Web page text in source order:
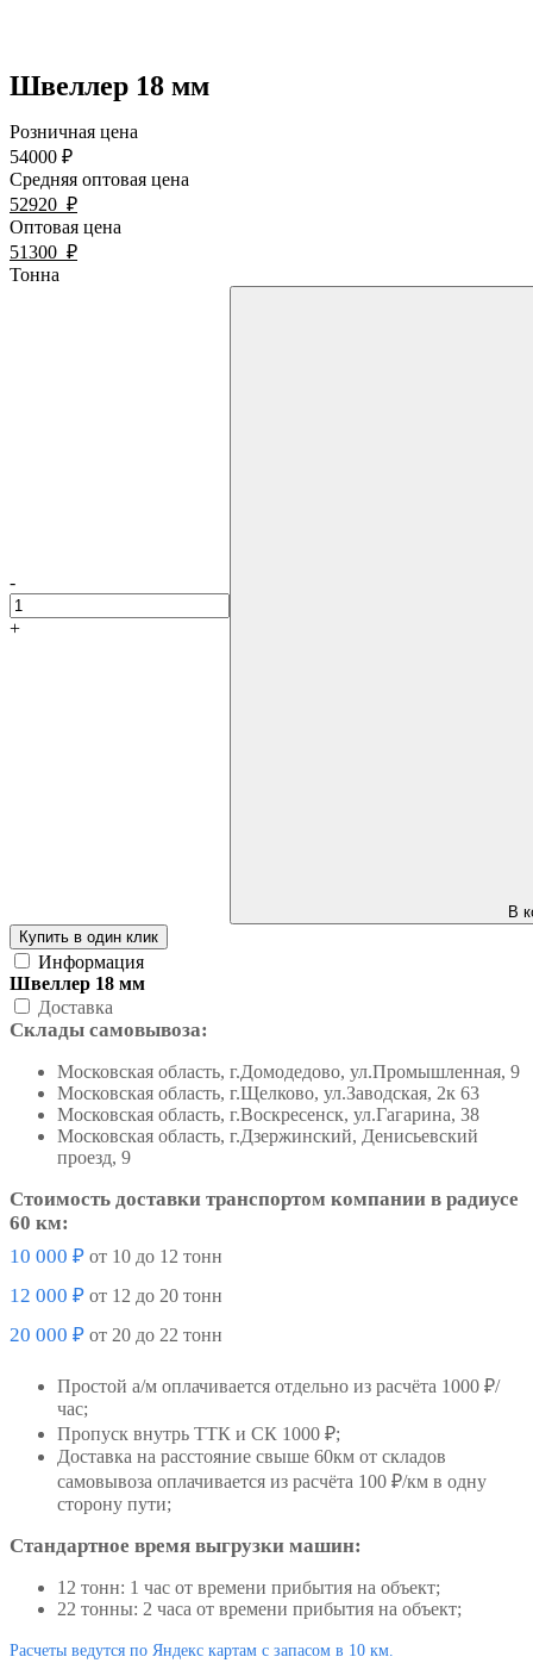
Швеллер 18 мм
Розничная цена
54000 ₽
Средняя оптовая цена
52920 ₽
Оптовая цена
51300 ₽
Тонна
-
+
В
Купить в один клик
Информация
Швеллер 18 мм
Доставка
Склады самовывоза:
Московская область, г.Домодедово, ул.Промышленная, 9
Московская область, г.Щелково, ул.Заводская, 2к 63
Московская область, г.Воскресенск, ул.Гагарина, 38
Московская область, г.Дзержинский, Денисьевский
проезд, 9
Стоимость доставки транспортом компании в радиусе
60 км:
10 000 ₽ от 10 до 12 тонн
12 000 ₽ от 12 до 20 тонн
20 000 ₽ от 20 до 22 тонн
Простой а/м оплачивается отдельно из расчёта 1000 ₽/
час;
Пропуск внутрь ТТК и СК 1000 ₽;
Доставка на расстояние свыше 60км от складов
самовывоза оплачивается из расчёта 100 ₽/км в одну
сторону пути;
Стандартное время выгрузки машин:
12 тонн: 1 час от времени прибытия на объект;
22 тонны: 2 часа от времени прибытия на объект;
Расчеты ведутся по Яндекс картам с запасом в 10 км.